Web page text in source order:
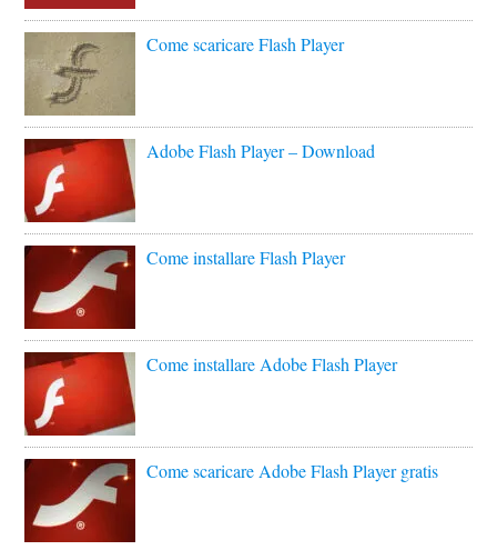
Come scaricare Flash Player
Adobe Flash Player – Download
Come installare Flash Player
Come installare Adobe Flash Player
Come scaricare Adobe Flash Player gratis